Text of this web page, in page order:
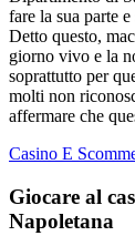
fare la sua parte
Detto questo,
giorno vivo e la
soprattutto per
molti non
affermare che
Casino E
Giocare al
Napoletana